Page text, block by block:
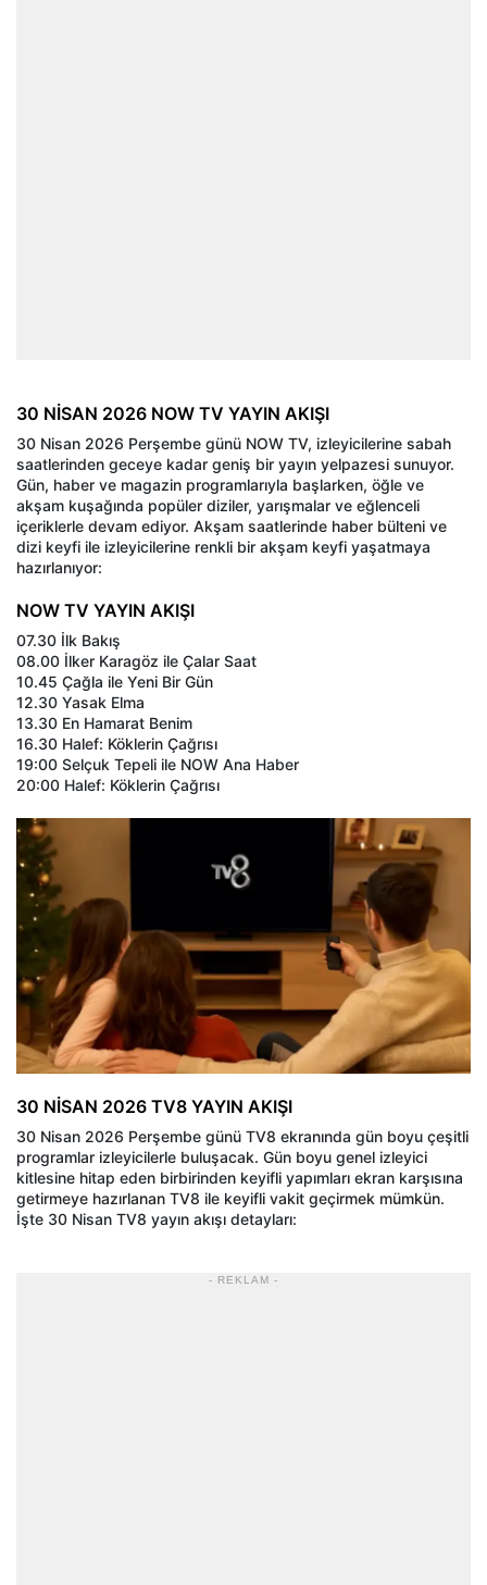
30 NİSAN 2026 NOW TV YAYIN AKIŞI
30 Nisan 2026 Perşembe günü NOW TV, izleyicilerine sabah
saatlerinden geceye kadar geniş bir yayın yelpazesi sunuyor.
Gün, haber ve magazin programlarıyla başlarken, öğle ve
akşam kuşağında popüler diziler, yarışmalar ve eğlenceli
içeriklerle devam ediyor. Akşam saatlerinde haber bülteni ve
dizi keyfi ile izleyicilerine renkli bir akşam keyfi yaşatmaya
hazırlanıyor:
NOW TV YAYIN AKIŞI
07.30 İlk Bakış
08.00 İlker Karagöz ile Çalar Saat
10.45 Çağla ile Yeni Bir Gün
12.30 Yasak Elma
13.30 En Hamarat Benim
16.30 Halef: Köklerin Çağrısı
19:00 Selçuk Tepeli ile NOW Ana Haber
20:00 Halef: Köklerin Çağrısı
30 NİSAN 2026 TV8 YAYIN AKIŞI
30 Nisan 2026 Perşembe günü TV8 ekranında gün boyu çeşitli
programlar izleyicilerle buluşacak. Gün boyu genel izleyici
kitlesine hitap eden birbirinden keyifli yapımları ekran karşısına
getirmeye hazırlanan TV8 ile keyifli vakit geçirmek mümkün.
İşte 30 Nisan TV8 yayın akışı detayları:
- REKLAM -